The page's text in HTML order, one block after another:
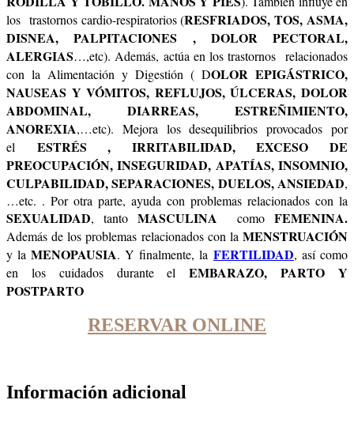
los trastornos cardio-respiratorios (RESFRIADOS, TOS, ASMA,
DISNEA, PALPITACIONES , DOLOR PECTORAL,
ALERGIAS…,etc). Además, actúa en los trastornos relacionados
con la Alimentación y Digestión ( DOLOR EPIGÁSTRICO,
NAUSEAS Y VÓMITOS, REFLUJOS, ÚLCERAS, DOLOR
ABDOMINAL, DIARREAS, ESTREÑIMIENTO,
ANOREXIA,…etc). Mejora los desequilibrios provocados por
el ESTRÉS , IRRITABILIDAD, EXCESO DE
PREOCUPACIÓN, INSEGURIDAD, APATÍAS, INSOMNIO,
CULPABILIDAD, SEPARACIONES, DUELOS, ANSIEDAD,
…etc. . Por otra parte, ayuda con problemas relacionados con la
SEXUALIDAD, tanto MASCULINA como FEMENINA.
Además de los problemas relacionados con la MENSTRUACIÓN
y la MENOPAUSIA. Y finalmente, la FERTILIDAD, así como
en los cuidados durante elEMBARAZO, PARTO Y
POSTPARTO
RESERVAR ONLINE
Información adicional